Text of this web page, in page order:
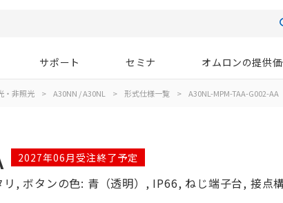
サポート セミナ オムロンの提供
・非照光 > A30NN / A30NL > 形式仕様一覧 > A30NL-MPM-TAA-G002-AA
2027年06月受注終了予定
, ボタンの色: 青（透明）, IP66, ねじ端子台, 接点